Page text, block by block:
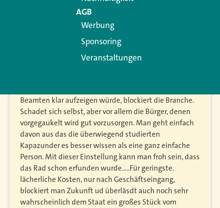
Altersversorgungen abzuschaffen-Fazit 100%
ERFOLGLOS!“ Beamte und Politiker, völlig
Beratungsresistent, blocken alles locker. Sind ja selbst
hervorragend abgesichert und verstehe wohl nicht,
dass seit Draghi die Mehrheit der Bürger keine Chance,
Beamten klar aufzeigen würde, blockiert die Branche.
Schadet sich selbst, aber vor allem die Bürger, denen
vorgegaukelt wird gut vorzusorgen. Man geht einfach
davon aus das die überwiegend studierten
Kapazunder es besser wissen als eine ganz einfache
Person. Mit dieser Einstellung kann man froh sein, dass
das Rad schon erfunden wurde…..Für geringste.
lächerliche Kosten, nur nach Geschäftseingang,
blockiert man Zukunft ud überläsdt auch noch sehr
wahrscheinlich dem Staat ein großes Stück vom
AGB
Werbung
Sponsoring
Veranstaltungen